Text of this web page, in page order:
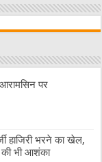
पर
हाजिरी भरने का खेल,
की भी आशंका